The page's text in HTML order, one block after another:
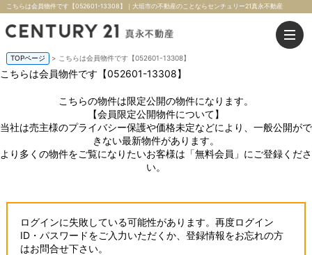
こちらは会員物件です【052601-13308】｜大垣市の不動産のことならセンチュリー21真永不動産
TOPページ > こちらは会員物件です【052601-13308】
こちらは会員物件です【052601-13308】
こちらの物件は限定公開の物件になります。
【会員限定公開物件について】
当社は売主様のプライバシー保護や価格未定などにより、一般公開がで
きない最新物件があります。
より多くの物件をご覧になりたいお客様は「無料会員」にご登録くださ
い。
ログインに失敗している可能性があります。再度ログイン
ID・パスワードをご入力いただくか、登録情報をお忘れの方
はお問合せ下さい。